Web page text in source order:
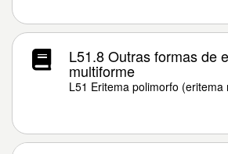
L51.8 Outras formas de
multiforme
L51 Eritema polimorfo (eritema